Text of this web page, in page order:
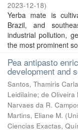
2023-12-18)
Yerba mate is
Brazil, and
industrial pollution,
the most prominent
Pea antipasto
development and
Santos, Thamiris
Leidilaine; de
Narvaes da R.
Martins, Eliane M. (
Ciencias Exactas,